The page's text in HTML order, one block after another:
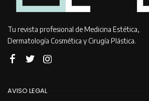
Tu revista profesional de Medicina Estética,
Dermatología Cosmética y Cirugía Plástica.
AVISO LEGAL